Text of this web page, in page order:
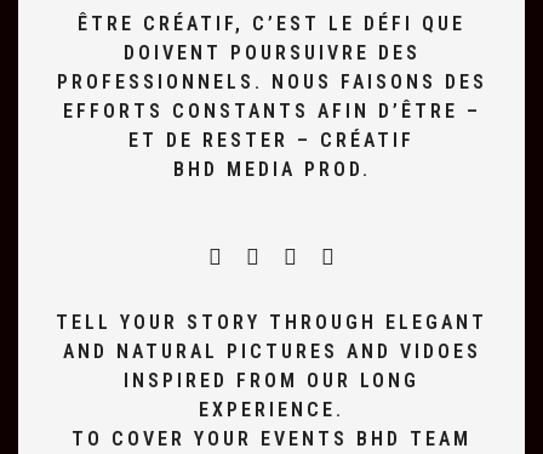
ÊTRE CRÉATIF, C’EST LE DÉFI QUE
DOIVENT POURSUIVRE DES
PROFESSIONNELS. NOUS FAISONS DES
EFFORTS CONSTANTS AFIN D’ÊTRE –
ET DE RESTER – CRÉATIF
BHD MEDIA PROD.
TELL YOUR STORY THROUGH ELEGANT
AND NATURAL PICTURES AND VIDOES
INSPIRED FROM OUR LONG
EXPERIENCE.
TO COVER YOUR EVENTS BHD TEAM